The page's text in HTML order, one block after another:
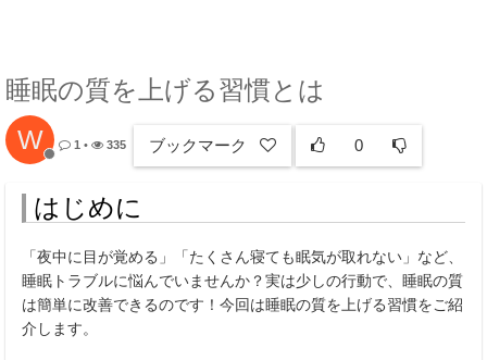
睡眠の質を上げる習慣とは
W 1 • 335 ブックマーク 0
はじめに
「夜中に目が覚める」「たくさん寝ても眠気が取れない」など、
睡眠トラブルに悩んでいませんか？実は少しの行動で、睡眠の質
は簡単に改善できるのです！今回は睡眠の質を上げる習慣をご紹
介します。